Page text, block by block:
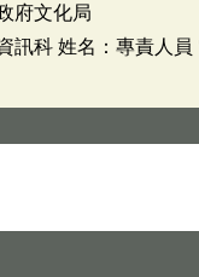
府文化局
訊科 姓名：專責人